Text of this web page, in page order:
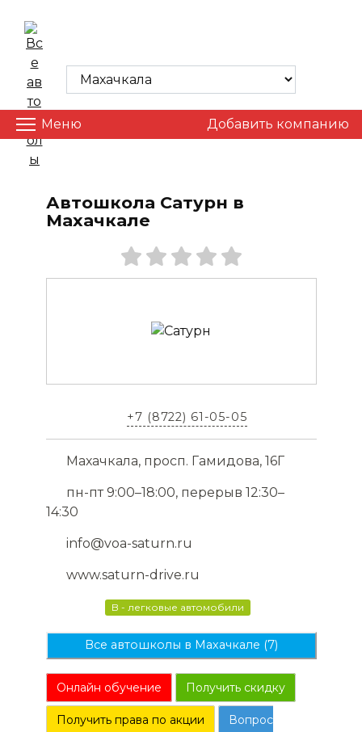
content
Меню Добавить компанию
Автошкола Сатурн в
Махачкале
+7 (8722) 61-05-05
Махачкала, просп. Гамидова, 16Г
пн-пт 9:00–18:00, перерыв 12:30–
14:30
info@voa-saturn.ru
www.saturn-drive.ru
B - легковые автомобили
Все автошколы в Махачкале (7)
Онлайн обучение Получить скидку
Получить права по акции Вопрос